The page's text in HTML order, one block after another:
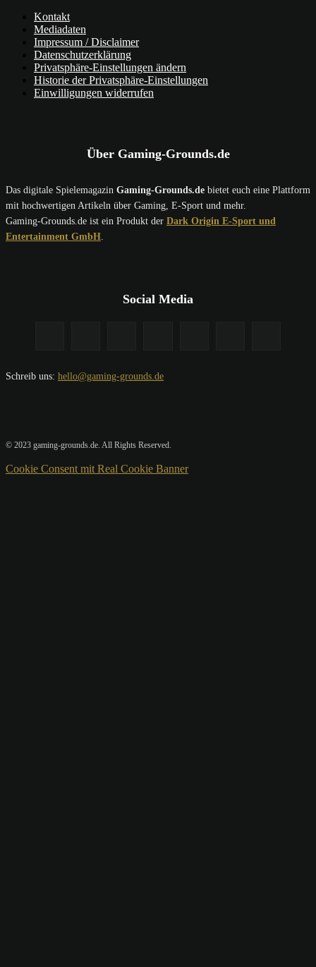
Kontakt
Mediadaten
Impressum / Disclaimer
Datenschutzerklärung
Privatsphäre-Einstellungen ändern
Historie der Privatsphäre-Einstellungen
Einwilligungen widerrufen
Über Gaming-Grounds.de
Das digitale Spielemagazin Gaming-Grounds.de bietet euch eine Plattform
mit hochwertigen Artikeln über Gaming, E-Sport und mehr.
Gaming-Grounds.de ist ein Produkt der Dark Origin E-Sport und
Entertainment GmbH.
Social Media
Schreib uns: hello@gaming-grounds.de
© 2023 gaming-grounds.de. All Rights Reserved.
Cookie Consent mit Real Cookie Banner